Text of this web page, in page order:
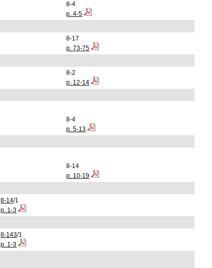
8-4
p. 4-5
8-17
p. 73-75
8-2
p. 12-14
8-4
p. 5-13
8-14
p. 10-19
8-14/1
p. 1-3
8-143/1
p. 1-3